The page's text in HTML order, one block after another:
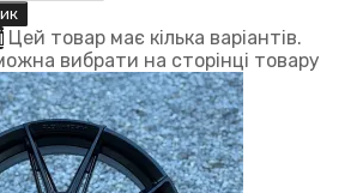
Цей товар має кілька варіантів.
вибрати на сторінці товару